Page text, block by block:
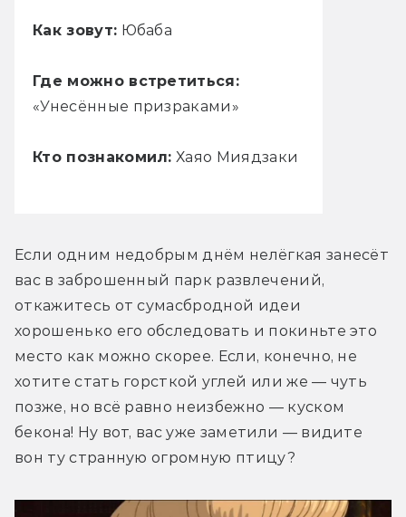
Как зовут: Юбаба
Где можно встретиться:
«Унесённые призраками»
Кто познакомил: Хаяо Миядзаки
Если одним недобрым днём нелёгкая занесёт
вас в заброшенный парк развлечений,
откажитесь от сумасбродной идеи
хорошенько его обследовать и покиньте это
место как можно скорее. Если, конечно, не
хотите стать горсткой углей или же — чуть
позже, но всё равно неизбежно — куском
бекона! Ну вот, вас уже заметили — видите
вон ту странную огромную птицу?